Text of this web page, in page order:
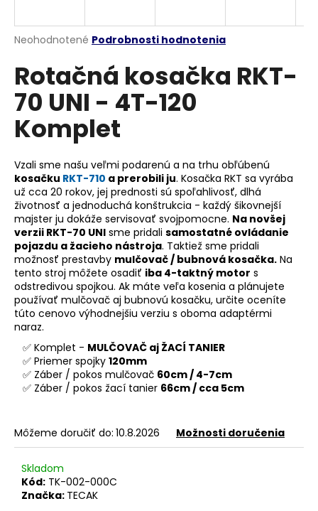
Priemerné
produktu
je
0,0
z
5
hviezdičiek.
Neohodnotené Podrobnosti hodnotenia
Rotačná kosačka RKT-
70 UNI - 4T-120
Komplet
Vzali sme našu veľmi podarenú a na trhu obľúbenú
kosačku RKT-710 a prerobili ju. Kosačka RKT sa vyrába
už cca 20 rokov, jej prednosti sú spoľahlivosť, dlhá
životnosť a jednoduchá konštrukcia - každý šikovnejší
majster ju dokáže servisovať svojpomocne. Na novšej
verzii RKT-70 UNI sme pridali samostatné ovládanie
pojazdu a žacieho nástroja. Taktiež sme pridali
možnosť prestavby mulčovač / bubnová kosačka. Na
tento stroj môžete osadiť iba 4-taktný motor s
odstredivou spojkou. Ak máte veľa kosenia a plánujete
používať mulčovač aj bubnovú kosačku, určite oceníte
túto cenovo výhodnejšiu verziu s oboma adaptérmi
naraz.
✅ Komplet - MULČOVAČ aj ŽACÍ TANIER
✅ Priemer spojky120mm
✅ Záber / pokos mulčovač 60cm / 4-7cm
✅ Záber / pokos žací tanier 66cm / cca 5cm
Môžeme doručiť do: 10.8.2026 Možnosti doručenia
Skladom
Kód: TK-002-000C
Značka: TECAK
M
j
ť
?
HĽADAŤ
O
d
p
o
r
ú
č
a
m
KOSAČKY
4,50
€